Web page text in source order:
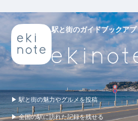
駅と街のガイドブックアプ
▶ 駅と街の魅力やグルメを投稿
▶ 全国の駅に訪れた記録を残せる